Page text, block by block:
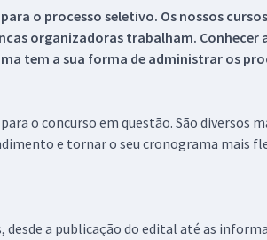
o processo seletivo. Os nossos
organizadoras trabalham.
tem a sua forma de administrar os
o concurso em questão. São
e tornar o seu cronograma mais
a publicação do edital até as